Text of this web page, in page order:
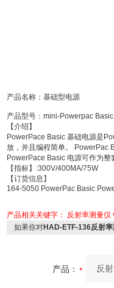
产品名称：基础型电源
产品型号：mini-Powerpac Basic
【介绍】
PowerPace Basic 基础电源是
放，并且编程简单。 PowerPac
PowerPace Basic 电源可作为
【指标】:300V/400MA/75W
【订货信息】
164-5050 PowerPac Basic
产品相关关键字： 反射率测量仪
如果你对HAD-ETF-136反射
产品：